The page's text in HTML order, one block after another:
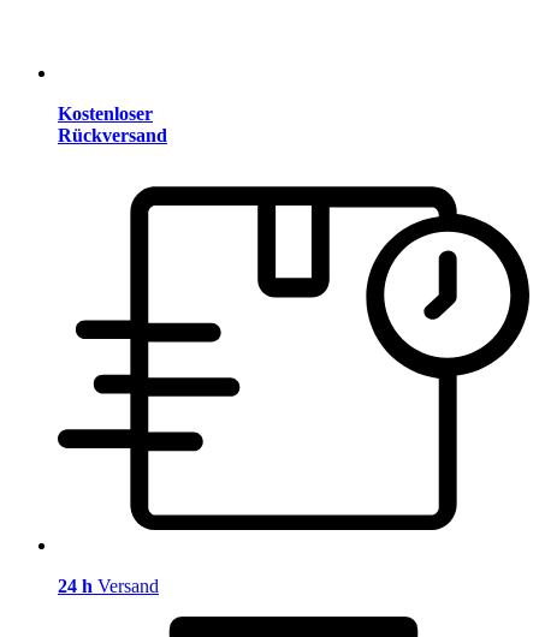
Kostenloser
Rückversand
24 h Versand